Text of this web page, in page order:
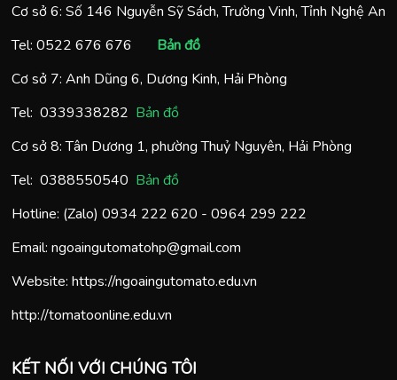
Cơ sở 6: Số 146 Nguyễn Sỹ Sách, Trường Vinh, Tỉnh Nghệ An
Tel: 0522 676 676
Bản đồ
Cơ sở 7: Anh Dũng 6, Dương Kinh, Hải Phòng
Tel: 0339338282 Bản đồ
Cơ sở 8: Tân Dương 1, phường Thuỷ Nguyên, Hải Phòng
Tel: 0388550540 Bản đồ
Hotline: (Zalo) 0934 222 620 - 0964 299 222
Email: ngoaingutomatohp@gmail.com
Website: https://ngoaingutomato.edu.vn
http://tomatoonline.edu.vn
KẾT NỐI VỚI CHÚNG TÔI